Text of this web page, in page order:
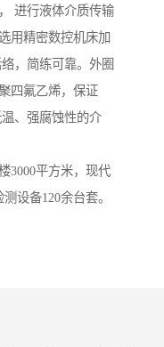
进行液体介质传输
用精密数控机床加
，简练可靠。外圈
四氟乙烯，保证
、强腐蚀性的介
3000平方米，现代
设备120余台套。